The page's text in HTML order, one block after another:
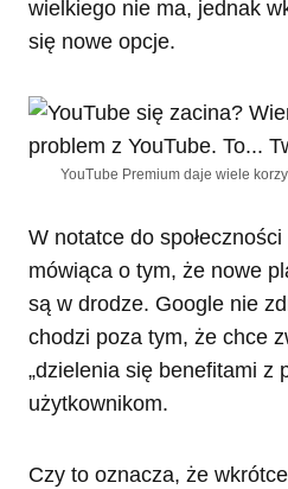
wielkiego nie ma, jednak
się nowe opcje.
YouTube Premium daje wiele
W notatce do
mówiąca o tym, że nowe
są w drodze. Google nie
chodzi poza tym, że chce
„dzielenia się benefitami z
użytkownikom.
Czy to oznacza, że